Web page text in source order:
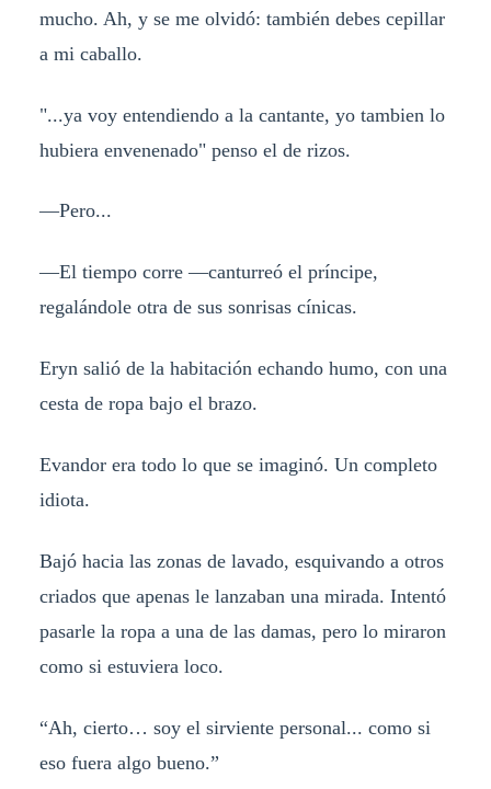
mucho. Ah, y se me olvidó: también debes cepillar
a mi caballo.
"...ya voy entendiendo a la cantante, yo tambien lo
hubiera envenenado" penso el de rizos.
—Pero...
—El tiempo corre —canturreó el príncipe,
regalándole otra de sus sonrisas cínicas.
Eryn salió de la habitación echando humo, con una
cesta de ropa bajo el brazo.
Evandor era todo lo que se imaginó. Un completo
idiota.
Bajó hacia las zonas de lavado, esquivando a otros
criados que apenas le lanzaban una mirada. Intentó
pasarle la ropa a una de las damas, pero lo miraron
como si estuviera loco.
“Ah, cierto… soy el sirviente personal... como si
eso fuera algo bueno.”